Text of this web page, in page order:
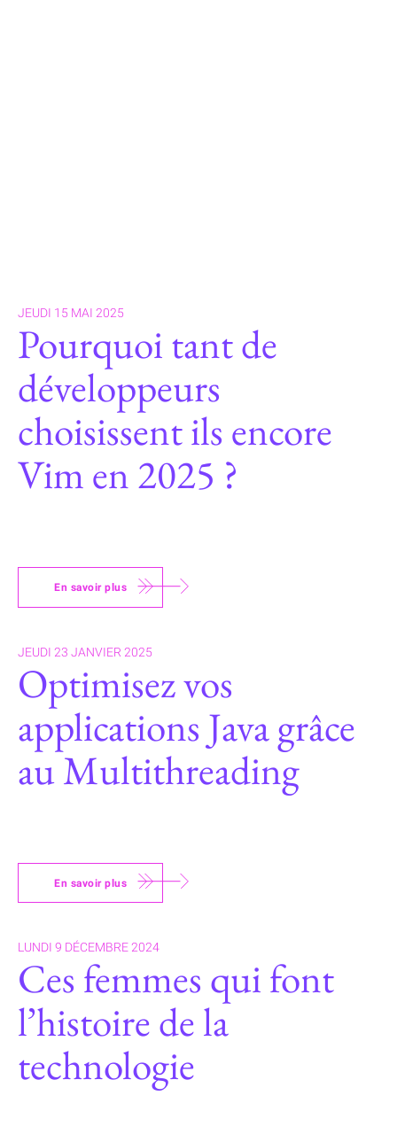
JEUDI 15 MAI 2025
Pourquoi tant de
développeurs
choisissent ils encore
Vim en 2025 ?
En savoir plus
JEUDI 23 JANVIER 2025
Optimisez vos
applications Java grâce
au Multithreading
En savoir plus
LUNDI 9 DÉCEMBRE 2024
Ces femmes qui font
l’histoire de la
technologie